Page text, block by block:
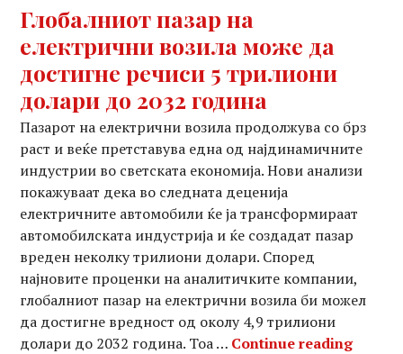
Глобалниот пазар на
електрични возила може да
достигне речиси 5 трилиони
долари до 2032 година
Пазарот на електрични возила продолжува со брз
раст и веќе претставува една од најдинамичните
индустрии во светската економија. Нови анализи
покажуваат дека во следната деценија
електричните автомобили ќе ја трансформираат
автомобилската индустрија и ќе создадат пазар
вреден неколку трилиони долари. Според
најновите проценки на аналитичките компании,
глобалниот пазар на електрични возила би можел
да достигне вредност од околу 4,9 трилиони
долари до 2032 година. Тоа … Continue reading